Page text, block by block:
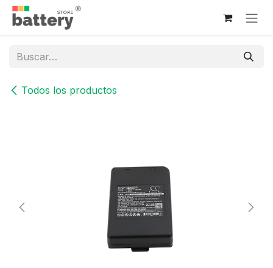
Ir al contenido
Todos los productos